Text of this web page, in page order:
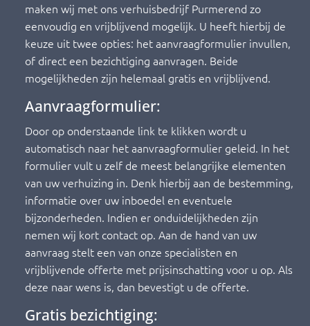
maken wij met ons verhuisbedrijf Purmerend zo
eenvoudig en vrijblijvend mogelijk. U heeft hierbij de
keuze uit twee opties: het aanvraagformulier invullen,
of direct een bezichtiging aanvragen. Beide
mogelijkheden zijn helemaal gratis en vrijblijvend.
Aanvraagformulier:
Door op onderstaande link te klikken wordt u
automatisch naar het aanvraagformulier geleid. In het
formulier vult u zelf de meest belangrijke elementen
van uw verhuizing in. Denk hierbij aan de bestemming,
informatie over uw inboedel en eventuele
bijzonderheden. Indien er onduidelijkheden zijn
nemen wij kort contact op. Aan de hand van uw
aanvraag stelt een van onze specialisten en
vrijblijvende offerte met prijsinschatting voor u op. Als
deze naar wens is, dan bevestigt u de offerte.
Gratis bezichtiging: